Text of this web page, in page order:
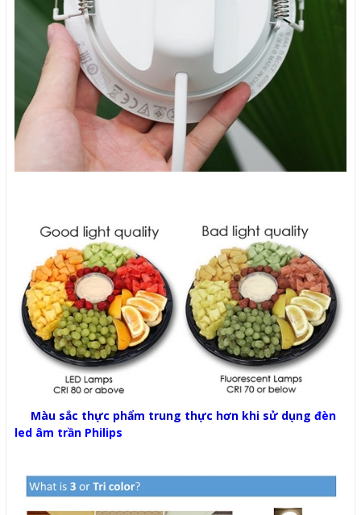
Màu sắc thực phẩm trung thực hơn khi sử dụng đèn
led âm trần Philips